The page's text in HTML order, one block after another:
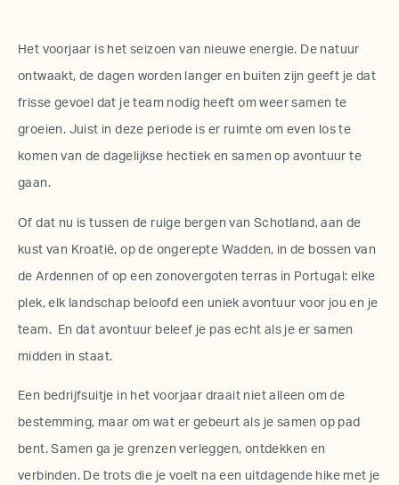
Het voorjaar is het seizoen van nieuwe energie. De natuur
ontwaakt, de dagen worden langer en buiten zijn geeft je dat
frisse gevoel dat je team nodig heeft om weer samen te
groeien. Juist in deze periode is er ruimte om even los te
komen van de dagelijkse hectiek en samen op avontuur te
gaan.
Of dat nu is tussen de ruige bergen van Schotland, aan de
kust van Kroatië, op de ongerepte Wadden, in de bossen van
de Ardennen of op een zonovergoten terras in Portugal: elke
plek, elk landschap beloofd een uniek avontuur voor jou en je
team. En dat avontuur beleef je pas echt als je er samen
midden in staat.
Een bedrijfsuitje in het voorjaar draait niet alleen om de
bestemming, maar om wat er gebeurt als je samen op pad
bent. Samen ga je grenzen verleggen, ontdekken en
verbinden. De trots die je voelt na een uitdagende hike met je